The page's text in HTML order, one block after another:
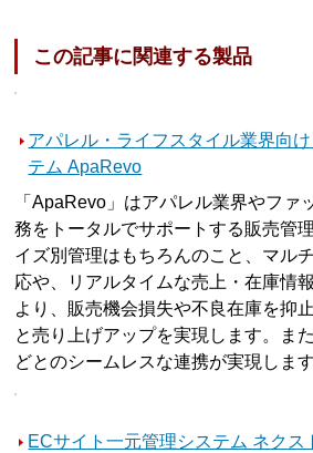
この記事に関連する製品
アパレル・ライフスタイル業界向
テム ApaRevo
「ApaRevo」はアパレル業界やファ
務をトータルでサポートする販売管
イズ別管理はもちろんのこと、マル
応や、リアルタイムな売上・在庫情
より、販売機会損失や不良在庫を抑
と売り上げアップを実現します。ま
どとのシームレスな連携が実現します
ECサイト一元管理システム ネクス